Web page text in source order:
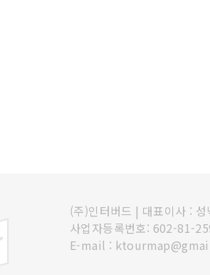
(주)인터버드 | 대표이사 : 성
사업자등록번호: 602-81-
E-mail :